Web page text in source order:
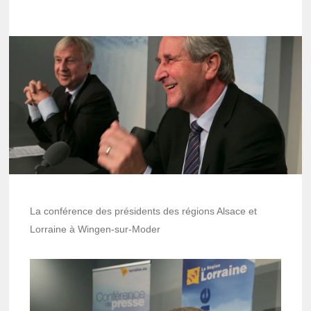
La conférence des présidents des régions Alsace et
Lorraine à Wingen-sur-Moder